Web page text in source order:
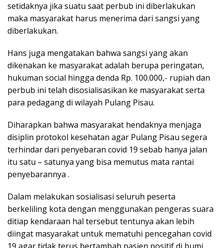
setidaknya jika suatu saat perbub ini diberlakukan
maka masyarakat harus menerima dari sangsi yang
diberlakukan.
Hans juga mengatakan bahwa sangsi yang akan
dikenakan ke masyarakat adalah berupa peringatan,
hukuman social hingga denda Rp. 100.000,- rupiah dan
perbub ini telah disosialisasikan ke masyarakat serta
para pedagang di wilayah Pulang Pisau.
Diharapkan bahwa masyarakat hendaknya menjaga
disiplin protokol kesehatan agar Pulang Pisau segera
terhindar dari penyebaran covid 19 sebab hanya jalan
itu satu – satunya yang bisa memutus mata rantai
penyebarannya .
Dalam melakukan sosialisasi seluruh peserta
berkeliling kota dengan menggunakan pengeras suara
ditiap kendaraan hal tersebut tentunya akan lebih
diingat masyarakat untuk mematuhi pencegahan covid